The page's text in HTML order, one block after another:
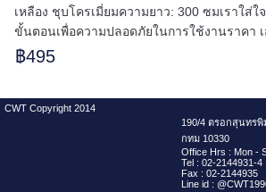
เหลือง ชุบโครเมี่ยมความยาว: 300 ซมเราใส่
ขั้นตอนเพื่อความปลอดภัยในการใช้งานราคา
฿495
CWT Copyright 2014
190/4 ตรอกสุนทรพิ
กทม 10330
Office Hrs : Mon -
Tel : 02-2144931-4
Fax : 02-2144935
Line id :